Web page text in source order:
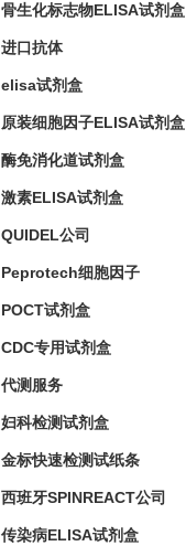
骨生化标志物ELISA试剂盒
进口抗体
elisa试剂盒
原装细胞因子ELISA试剂盒
酶免消化道试剂盒
激素ELISA试剂盒
QUIDEL公司
Peprotech细胞因子
POCT试剂盒
CDC专用试剂盒
代测服务
妇科检测试剂盒
金标快速检测试纸条
西班牙SPINREACT公司
传染病ELISA试剂盒